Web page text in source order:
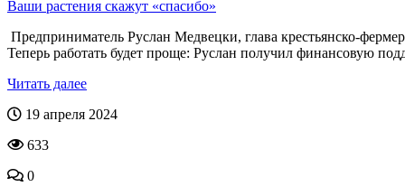
Ваши растения скажут «спасибо»
Предприниматель Руслан Медвецки, глава крестьянско-
Теперь работать будет проще: Руслан получил финансовую
Читать далее
19 апреля 2024
633
0